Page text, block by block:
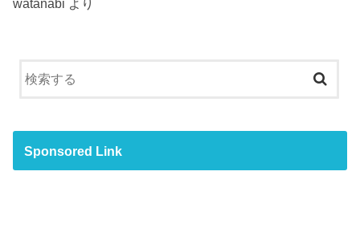
watanabi より
Sponsored Link